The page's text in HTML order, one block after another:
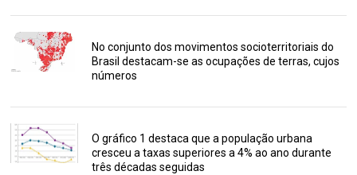
No conjunto dos movimentos socioterritoriais do
Brasil destacam-se as ocupações de terras, cujos
números
O gráfico 1 destaca que a população urbana
cresceu a taxas superiores a 4% ao ano durante
três décadas seguidas